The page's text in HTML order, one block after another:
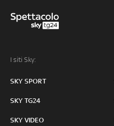
I siti Sky:
SKY SPORT
SKY TG24
SKY VIDEO